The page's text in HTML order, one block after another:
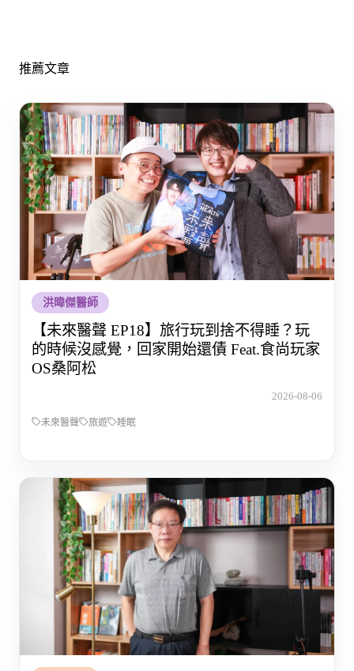
推薦文章
洪暐傑醫師
【未來醫聲 EP18】旅行玩到捨不得睡？玩
的時候沒感覺，回家開始還債 Feat.食尚玩家
OS桑阿松
2026-08-06
未來醫聲 旅遊 睡眠